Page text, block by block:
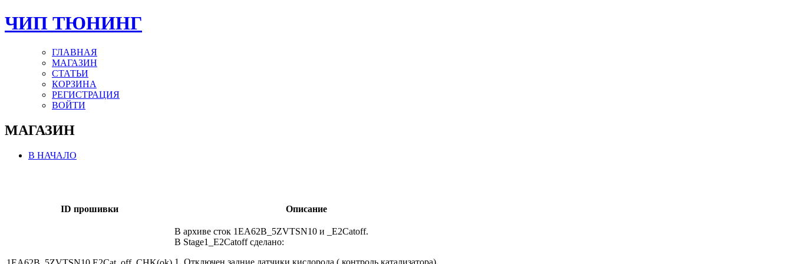
ЧИП ТЮНИНГ
ГЛАВНАЯ
МАГАЗИН
СТАТЬИ
КОРЗИНА
РЕГИСТРАЦИЯ
ВОЙТИ
МАГАЗИН
В НАЧАЛО
ID прошивки Описание
В архиве сток 1EA62B_5ZVTSN10 и _E2Catoff.
В Stage1_E2Catoff сделано:
1. Отключен задние датчики кислорода ( контроль катализатора).